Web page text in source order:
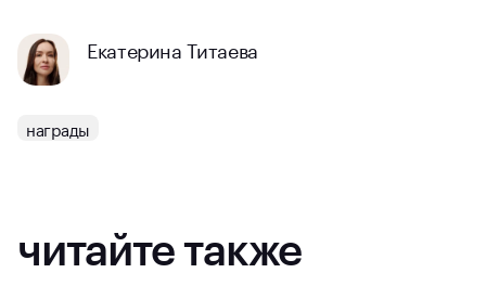
Екатерина Титаева
награды
читайте также